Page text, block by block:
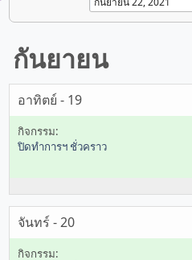
กันยายน
อาทิตย์ - 19
ปิดทำการฯ ชั่วคราว
จันทร์ - 20